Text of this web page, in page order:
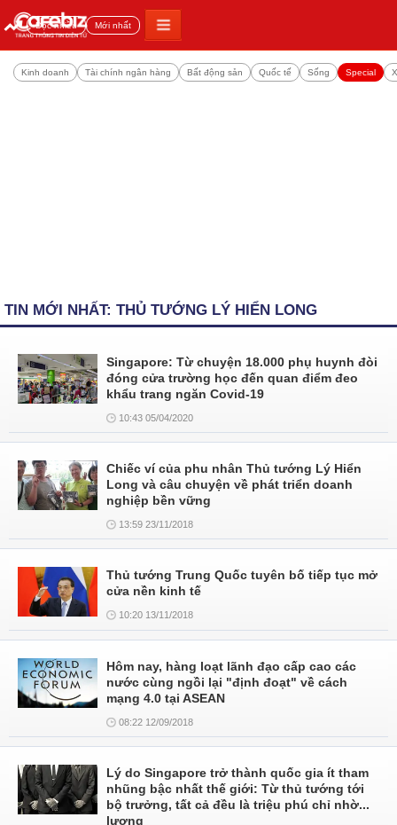
Đọc nhiều Mới nhất
Kinh doanh Tài chính ngân hàng Bất động sản Quốc tế Sống Special
TIN MỚI NHẤT: THỦ TƯỚNG LÝ HIỂN LONG
Singapore: Từ chuyện 18.000 phụ huynh đòi
đóng cửa trường học đến quan điểm đeo
khẩu trang ngăn Covid-19
10:43 05/04/2020
Chiếc ví của phu nhân Thủ tướng Lý Hiển
Long và câu chuyện về phát triển doanh
nghiệp bền vững
13:59 23/11/2018
Thủ tướng Trung Quốc tuyên bố tiếp tục mở
cửa nền kinh tế
10:20 13/11/2018
Hôm nay, hàng loạt lãnh đạo cấp cao các
nước cùng ngồi lại "định đoạt" về cách
mạng 4.0 tại ASEAN
08:22 12/09/2018
Lý do Singapore trở thành quốc gia ít tham
nhũng bậc nhất thế giới: Từ thủ tướng tới
bộ trưởng, tất cả đều là triệu phú chỉ nhờ...
lương